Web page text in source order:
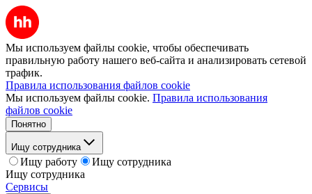
Мы используем файлы cookie, чтобы обеспечивать
правильную работу нашего веб-сайта и анализировать сетевой
трафик.
Правила использования файлов cookie
Мы используем файлы cookie. Правила использования
файлов cookie
Понятно
Ищу сотрудника
Ищу работу
Ищу сотрудника
Ищу сотрудника
Сервисы